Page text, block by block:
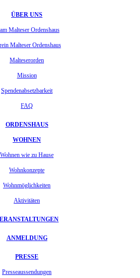
ÜBER UNS
Malteser Ordenshaus
Malteser Ordenshaus
Malteserorden
Mission
Spendenabsetzbarkeit
FAQ
ORDENSHAUS
WOHNEN
Wohnen wie zu Hause
Wohnkonzepte
Wohnmöglichkeiten
Aktivitäten
ANMELDUNG
PRESSE
Presseaussendungen